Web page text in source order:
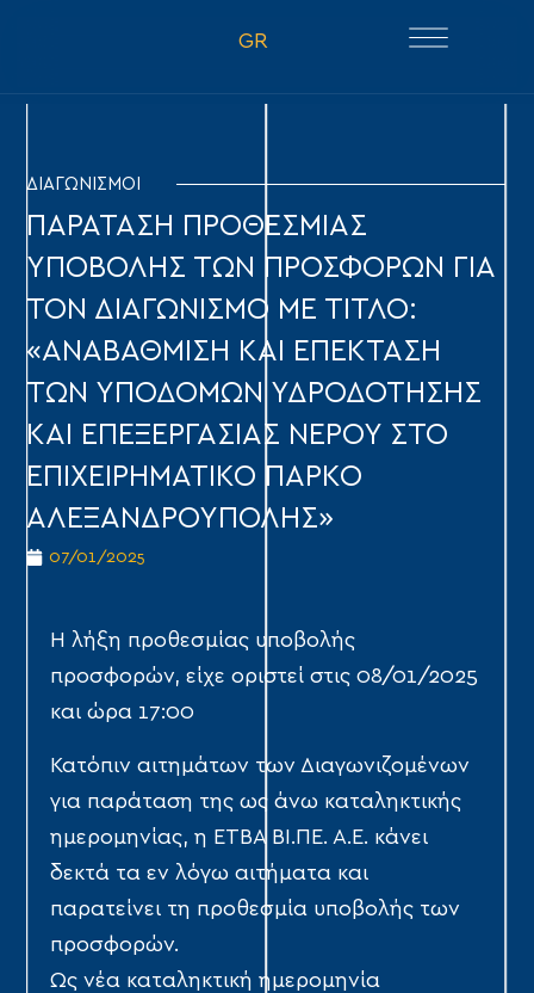
GR
ΔΙΑΓΩΝΙΣΜΟΙ
ΠΑΡΑΤΑΣΗ ΠΡΟΘΕΣΜΙΑΣ
ΥΠΟΒΟΛΗΣ ΤΩΝ ΠΡΟΣΦΟΡΩΝ ΓΙΑ
ΤΟΝ ΔΙΑΓΩΝΙΣΜΟ ΜΕ ΤΙΤΛΟ:
«ΑΝΑΒΑΘΜΙΣΗ ΚΑΙ ΕΠΕΚΤΑΣΗ
ΤΩΝ ΥΠΟΔΟΜΩΝ ΥΔΡΟΔΟΤΗΣΗΣ
ΚΑΙ ΕΠΕΞΕΡΓΑΣΙΑΣ ΝΕΡΟΥ ΣΤΟ
ΕΠΙΧΕΙΡΗΜΑΤΙΚΟ ΠΑΡΚΟ
ΑΛΕΞΑΝΔΡΟΥΠΟΛΗΣ»
07/01/2025
Η λήξη προθεσμίας υποβολής
προσφορών, είχε οριστεί στις 08/01/2025
και ώρα 17:00
Κατόπιν αιτημάτων των Διαγωνιζομένων
για παράταση της ως άνω καταληκτικής
ημερομηνίας, η ΕΤΒΑ ΒΙ.ΠΕ. Α.Ε. κάνει
δεκτά τα εν λόγω αιτήματα και
παρατείνει τη προθεσμία υποβολής των
προσφορών.
Ως νέα καταληκτική ημερομηνία